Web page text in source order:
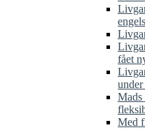
fået
Mads
Med